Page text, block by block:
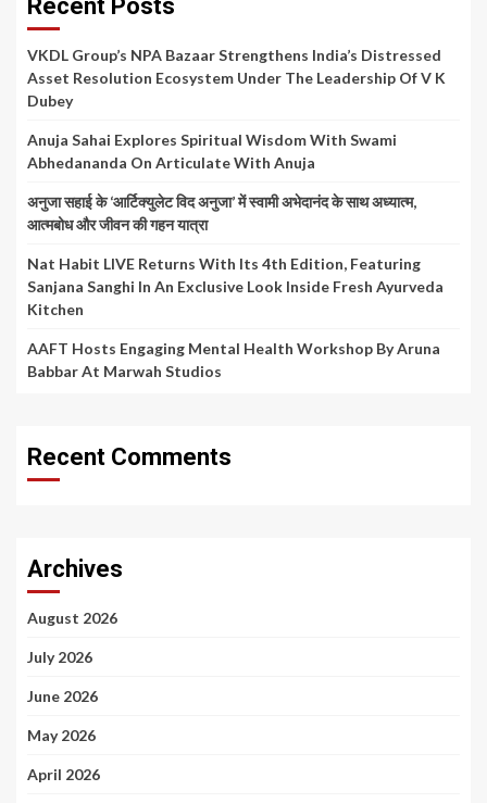
Recent Posts
VKDL Group’s NPA Bazaar Strengthens India’s Distressed
Asset Resolution Ecosystem Under The Leadership Of V K
Dubey
Anuja Sahai Explores Spiritual Wisdom With Swami
Abhedananda On Articulate With Anuja
अनुजा सहाई के ‘आर्टिक्युलेट विद अनुजा’ में स्वामी अभेदानंद के साथ अध्यात्म,
आत्मबोध और जीवन की गहन यात्रा
Nat Habit LIVE Returns With Its 4th Edition, Featuring
Sanjana Sanghi In An Exclusive Look Inside Fresh Ayurveda
Kitchen
AAFT Hosts Engaging Mental Health Workshop By Aruna
Babbar At Marwah Studios
Recent Comments
Archives
August 2026
July 2026
June 2026
May 2026
April 2026